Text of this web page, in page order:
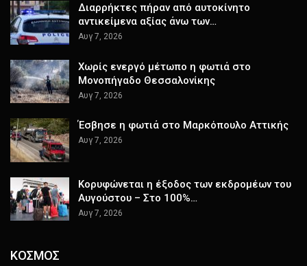
Διαρρήκτες πήραν από αυτοκίνητο
αντικείμενα αξίας άνω των…
Αυγ 7, 2026
Χωρίς ενεργό μέτωπο η φωτιά στο
Μονοπήγαδο Θεσσαλονίκης
Αυγ 7, 2026
Έσβησε η φωτιά στο Μαρκόπουλο Αττικής
Αυγ 7, 2026
Κορυφώνεται η έξοδος των εκδρομέων του
Αυγούστου – Στο 100%…
Αυγ 7, 2026
ΚΟΣΜΟΣ